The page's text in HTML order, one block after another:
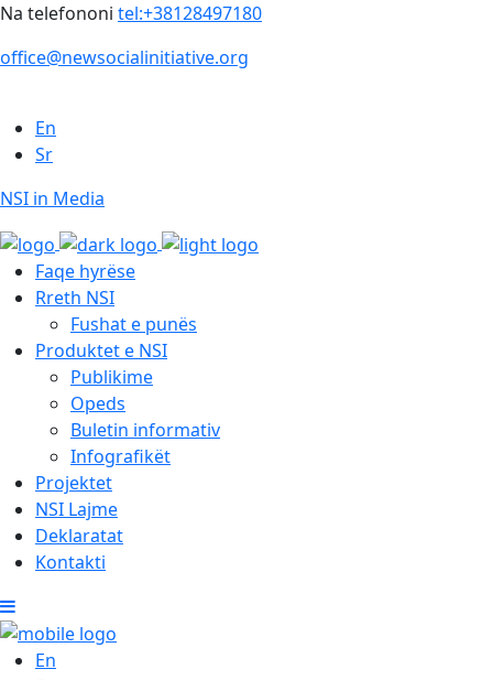
Na telefononi tel:+38128497180
office@newsocialinitiative.org
En
Sr
NSI in Media
Faqe hyrëse
Rreth NSI
Fushat e punës
Produktet e NSI
Publikime
Opeds
Buletin informativ
Infografikët
Projektet
NSI Lajme
Deklaratat
Kontakti
En